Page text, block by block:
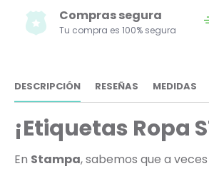
Compras segura
Tu compra es 100% segura
DESCRIPCIÓN RESEÑAS MEDIDAS
¡Etiquetas Ropa
En Stampa, sabemos que a